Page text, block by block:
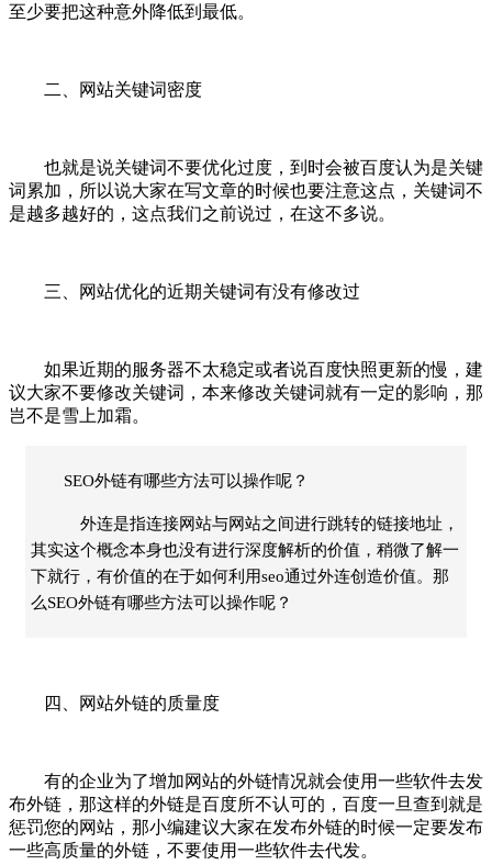
至少要把这种意外降低到最低。
二、网站关键词密度
也就是说关键词不要优化过度，到时会被百度认为是关键
词累加，所以说大家在写文章的时候也要注意这点，关键词不
是越多越好的，这点我们之前说过，在这不多说。
三、网站优化的近期关键词有没有修改过
如果近期的服务器不太稳定或者说百度快照更新的慢，建
议大家不要修改关键词，本来修改关键词就有一定的影响，那
岂不是雪上加霜。
SEO外链有哪些方法可以操作呢？
外连是指连接网站与网站之间进行跳转的链接地址，
其实这个概念本身也没有进行深度解析的价值，稍微了解一
下就行，有价值的在于如何利用seo通过外连创造价值。那
么SEO外链有哪些方法可以操作呢？
四、网站外链的质量度
有的企业为了增加网站的外链情况就会使用一些软件去发
布外链，那这样的外链是百度所不认可的，百度一旦查到就是
惩罚您的网站，那小编建议大家在发布外链的时候一定要发布
一些高质量的外链，不要使用一些软件去代发。